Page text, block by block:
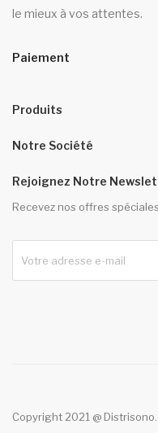
le mieux à vos attentes.
Paiement
Produits
Notre Société
Rejoignez Notre
Recevez nos offres
Copyright 2021 @